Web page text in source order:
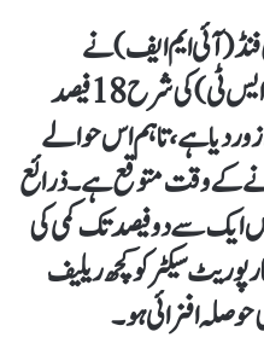
فنڈ (آئی ایم ایف) نے
حکومت پر جنرل سیلز ٹیکس (جی ایس ٹی) کی شرح 18 فیصد
کیلئے زور دیا ہے، تاہم اس حوالے
کے وقت متوقع ہے۔ذرائع
سے دو فیصد تک کمی کی
سیکٹر کو کچھ ریلیف
حوصلہ افزائی ہو۔